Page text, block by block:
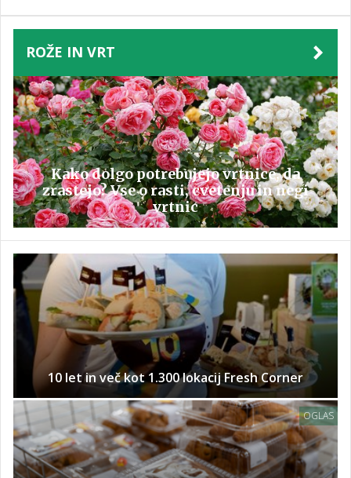
ROŽE IN VRT
Kako dolgo potrebujejo vrtnice, da
zrastejo? Vse o rasti, cvetenju in negi
vrtnic
10 let in več kot 1.300 lokacij Fresh Corner
OGLAS